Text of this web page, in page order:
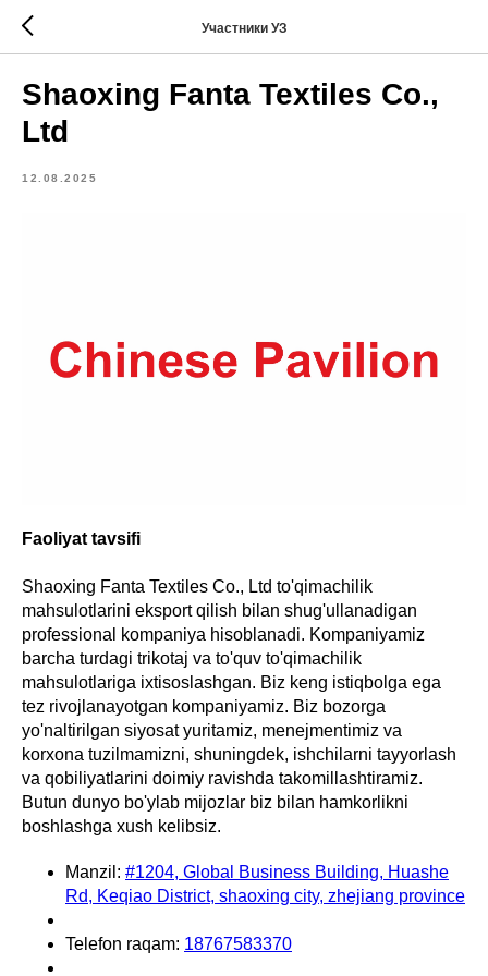
Участники УЗ
Shaoxing Fanta Textiles Co.,
Ltd
12.08.2025
Faoliyat tavsifi
Shaoxing Fanta Textiles Co., Ltd to'qimachilik
mahsulotlarini eksport qilish bilan shug'ullanadigan
professional kompaniya hisoblanadi. Kompaniyamiz
barcha turdagi trikotaj va to'quv to'qimachilik
mahsulotlariga ixtisoslashgan. Biz keng istiqbolga ega
tez rivojlanayotgan kompaniyamiz. Biz bozorga
yo'naltirilgan siyosat yuritamiz, menejmentimiz va
korxona tuzilmamizni, shuningdek, ishchilarni tayyorlash
va qobiliyatlarini doimiy ravishda takomillashtiramiz.
Butun dunyo bo'ylab mijozlar biz bilan hamkorlikni
boshlashga xush kelibsiz.
Manzil: #1204, Global Business Building, Huashe
Rd, Keqiao District, shaoxing city, zhejiang province
Telefon raqam: 18767583370